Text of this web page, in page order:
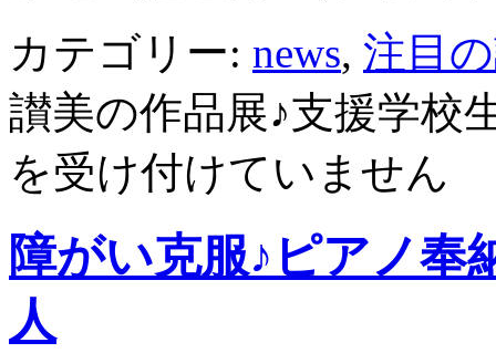
カテゴリー: news, 注目
讃美の作品展♪支援学校
を受け付けていません
障がい克服♪ピアノ奉
人